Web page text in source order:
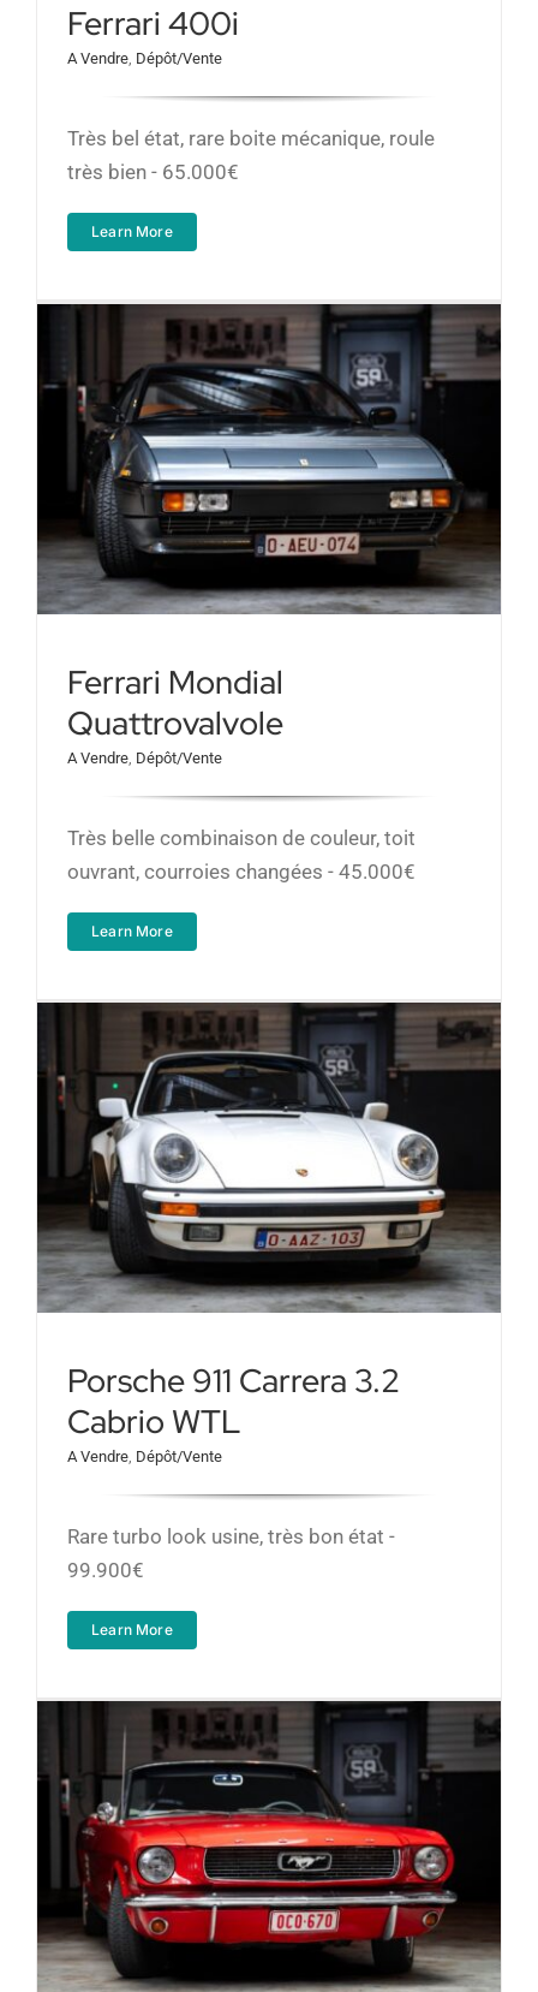
Ferrari 400i
A Vendre Dépôt/Vente
Très bel état, rare boite mécanique, roule
très bien - 65.000€
Learn More
Ferrari Mondial
Quattrovalvole
A Vendre Dépôt/Vente
Très belle combinaison de couleur, toit
ouvrant, courroies changées - 45.000€
Learn More
Porsche 911 Carrera 3.2
Cabrio WTL
A Vendre Dépôt/Vente
Rare turbo look usine, très bon état -
99.900€
Learn More